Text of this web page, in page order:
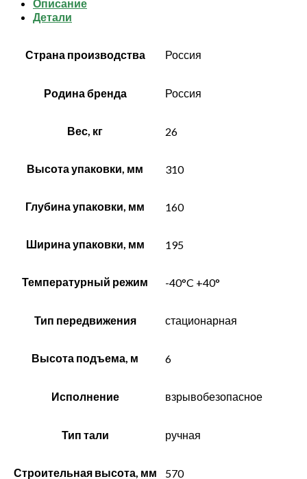
т
6
Описание
Детали
Страна производства Россия
Родина бренда Россия
Вес, кг 26
Высота упаковки, мм 310
Глубина упаковки, мм 160
Ширина упаковки, мм 195
Температурный режим -40°C +40°
Тип передвижения стационарная
Высота подъема, м 6
Исполнение взрывобезопасное
Тип тали ручная
Строительная высота, мм 570